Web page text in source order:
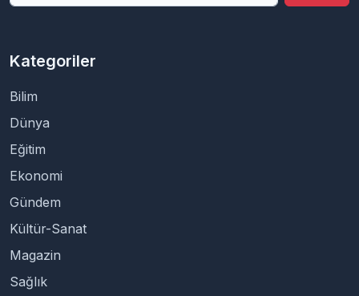
Kategoriler
Bilim
Dünya
Eğitim
Ekonomi
Gündem
Kültür-Sanat
Magazin
Sağlık